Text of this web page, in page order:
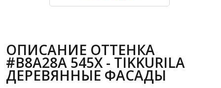
ОПИСАНИЕ ОТТЕНКА
#B8A28A 545X - TIKKURILA
ДЕРЕВЯННЫЕ ФАСАДЫ